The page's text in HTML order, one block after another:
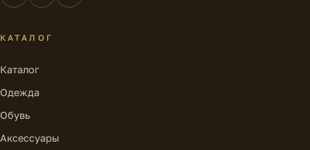
КАТАЛОГ
Каталог
Одежда
Обувь
Аксессуары